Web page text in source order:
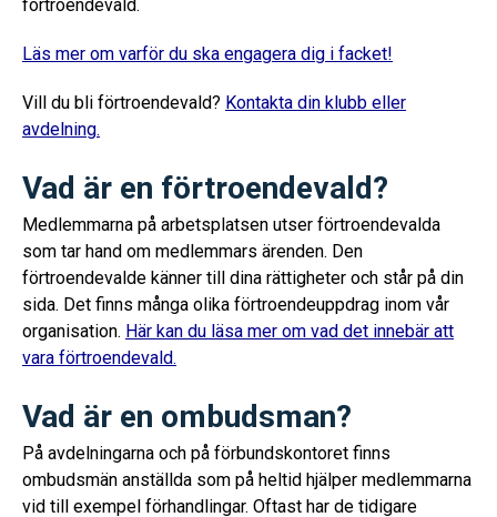
förtroendevald.
Läs mer om varför du ska engagera dig i facket!
Vill du bli förtroendevald? Kontakta din klubb eller
avdelning.
Vad är en förtroendevald?
Medlemmarna på arbetsplatsen utser förtroendevalda
som tar hand om medlemmars ärenden. Den
förtroendevalde känner till dina rättigheter och står på din
sida. Det finns många olika förtroendeuppdrag inom vår
organisation. Här kan du läsa mer om vad det innebär att
vara förtroendevald.
Vad är en ombudsman?
På avdelningarna och på förbundskontoret finns
ombudsmän anställda som på heltid hjälper medlemmarna
vid till exempel förhandlingar. Oftast har de tidigare